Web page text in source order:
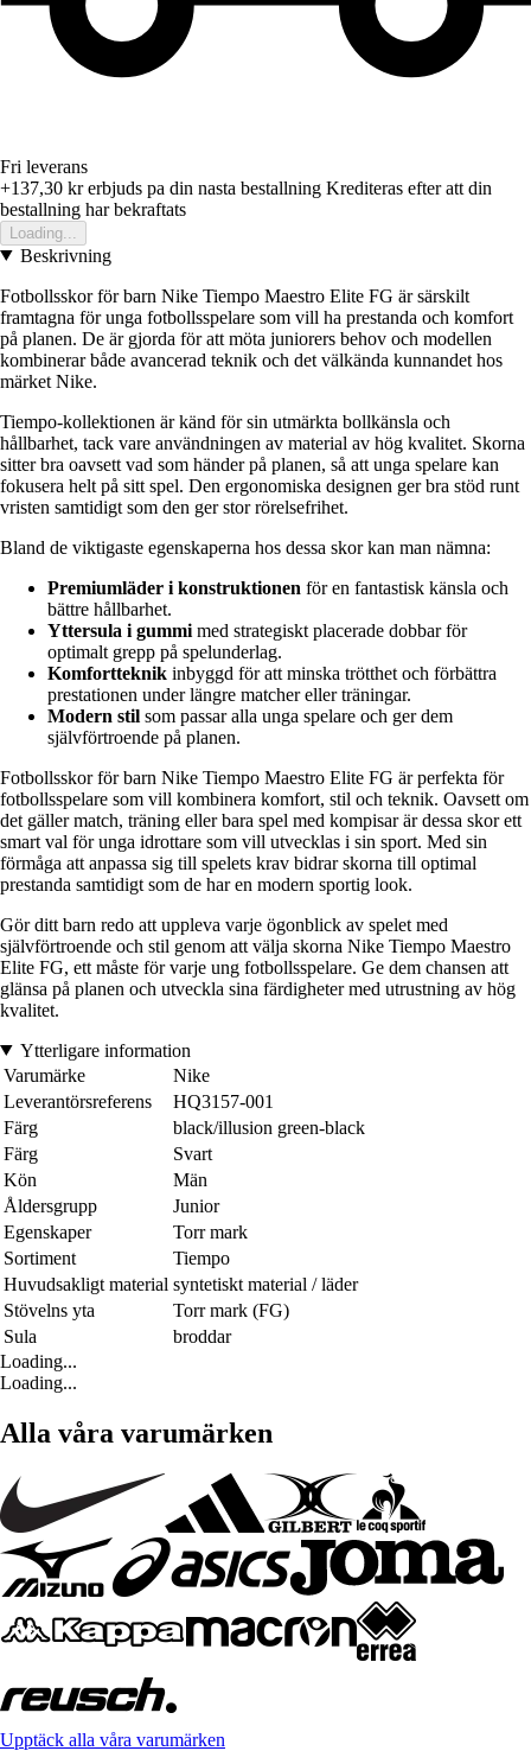
Fri leverans
+137,30 krerbjuds pa din nasta bestallning Krediteras efter att din
bestallning har bekraftats
Loading...
Beskrivning
Fotbollsskor för barn Nike Tiempo Maestro Elite FG är särskilt
framtagna för unga fotbollsspelare som vill ha prestanda och komfort
på planen. De är gjorda för att möta juniorers behov och modellen
kombinerar både avancerad teknik och det välkända kunnandet hos
märket Nike.
Tiempo-kollektionen är känd för sin utmärkta bollkänsla och
hållbarhet, tack vare användningen av material av hög kvalitet. Skorna
sitter bra oavsett vad som händer på planen, så att unga spelare kan
fokusera helt på sitt spel. Den ergonomiska designen ger bra stöd runt
vristen samtidigt som den ger stor rörelsefrihet.
Bland de viktigaste egenskaperna hos dessa skor kan man nämna:
Premiumläder i konstruktionen för en fantastisk känsla och
bättre hållbarhet.
Yttersula i gummi med strategiskt placerade dobbar för
optimalt grepp på spelunderlag.
Komfortteknik inbyggd för att minska trötthet och förbättra
prestationen under längre matcher eller träningar.
Modern stil som passar alla unga spelare och ger dem
självförtroende på planen.
Fotbollsskor för barn Nike Tiempo Maestro Elite FG är perfekta för
fotbollsspelare som vill kombinera komfort, stil och teknik. Oavsett om
det gäller match, träning eller bara spel med kompisar är dessa skor ett
smart val för unga idrottare som vill utvecklas i sin sport. Med sin
förmåga att anpassa sig till spelets krav bidrar skorna till optimal
prestanda samtidigt som de har en modern sportig look.
Gör ditt barn redo att uppleva varje ögonblick av spelet med
självförtroende och stil genom att välja skorna Nike Tiempo Maestro
Elite FG, ett måste för varje ung fotbollsspelare. Ge dem chansen att
glänsa på planen och utveckla sina färdigheter med utrustning av hög
kvalitet.
Ytterligare information
Varumärke
Nike
Leverantörsreferens
HQ3157-001
Färg
black/illusion green-black
Färg
Svart
Kön
Män
Åldersgrupp
Junior
Egenskaper
Torr mark
Sortiment
Tiempo
Huvudsakligt material syntetiskt material / läder
Stövelns yta
Torr mark (FG)
Sula
broddar
Loading...
Loading...
Alla våra varumärken
Upptäck alla våra varumärken